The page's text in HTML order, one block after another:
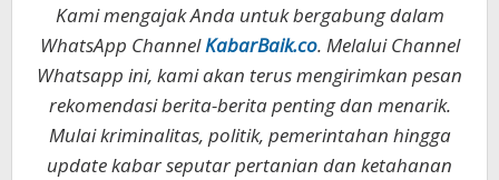
Kami mengajak Anda untuk bergabung dalam
WhatsApp ChannelKabarBaik.co. Melalui Channel
Whatsapp ini, kami akan terus mengirimkan pesan
rekomendasi berita-berita penting dan menarik.
Mulai kriminalitas, politik, pemerintahan hingga
update kabar seputar pertanian dan ketahanan